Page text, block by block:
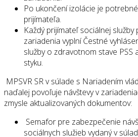
Po ukončení izolácie je
prijímateľa.
Každý prijímateľ sociálnej
zariadenia vyplní Čestné
služby o zdravotnom stave PSS
styku.
MPSVR SR v súlade s Nariadením
naďalej povoľuje návštevy v
zmysle aktualizovaných dokumentov:
Semafor pre zabezpečenie
sociálnych služieb vydaný v